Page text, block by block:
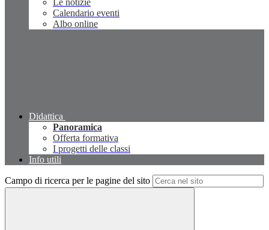
Le notizie
Calendario eventi
Albo online
Didattica
Panoramica
Offerta formativa
I progetti delle classi
Info utili
Campo di ricerca per le pagine del sito